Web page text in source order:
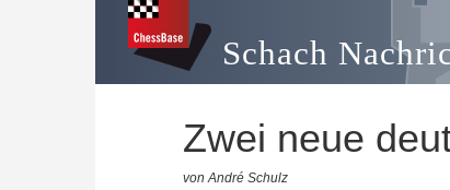
Schach
Zwei neue
von André Schulz